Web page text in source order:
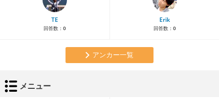
TE
回答数： 0
Erik
回答数： 0
アンカー一覧
メニュー